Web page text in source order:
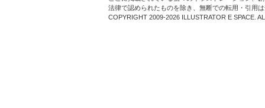
法律で認められたものを除き、無断での転用・引用
COPYRIGHT 2009-2026 ILLUSTRATOR E SPACE.